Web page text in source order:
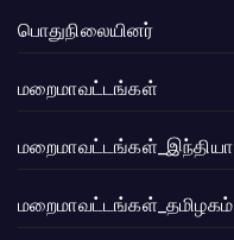
பொதுநிலையினர்
மறைமாவட்டங்கள்
மறைமாவட்டங்கள்_இந்தியா
மறைமாவட்டங்கள்_தமிழகம்